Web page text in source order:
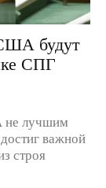
будут
СПГ
не лучшим
важной
строя